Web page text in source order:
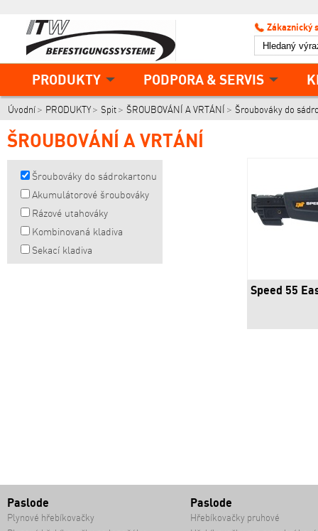
PRODUKTY PODPORA & SERVIS
Zákaznický
Úvodní PRODUKTY Spit ŠROUBOVÁNÍ A VRTÁNÍ Šroubováky do
ŠROUBOVÁNÍ A VRTÁNÍ
Šroubováky do sádrokartonu
Akumulátorové šroubováky
Rázové utahováky
Kombinovaná kladiva
Sekací kladiva
Speed 55
Paslode
Plynové hřebíkovačky
Paslode
Hřebíkovačky pruhové